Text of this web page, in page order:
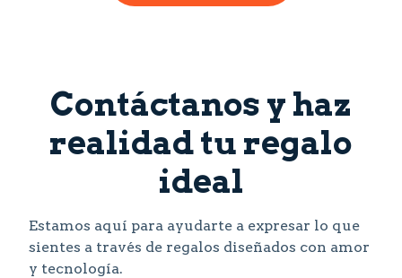
Contáctanos y haz
realidad tu regalo
ideal
Estamos aquí para ayudarte a expresar lo que
sientes a través de regalos diseñados con amor
y tecnología.